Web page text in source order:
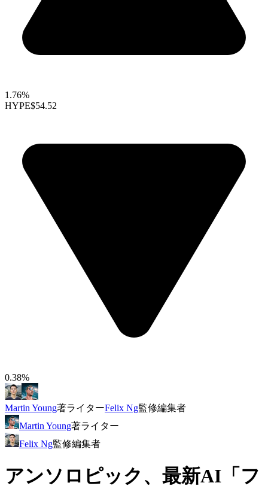
1.76%
HYPE$54.52
0.38%
Martin Young著ライターFelix Ng監修編集者
Martin Young著ライター
Felix Ng監修編集者
アンソロピック、最新AI「フ